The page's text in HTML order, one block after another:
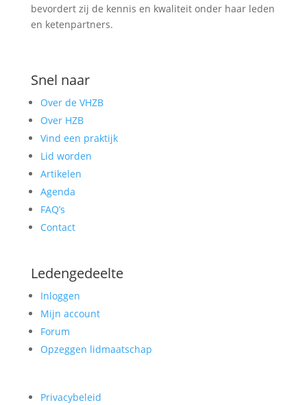
bevordert zij de kennis en kwaliteit onder haar leden
en ketenpartners.
Snel naar
Over de VHZB
Over HZB
Vind een praktijk
Lid worden
Artikelen
Agenda
FAQ’s
Contact
Ledengedeelte
Inloggen
Mijn account
Forum
Opzeggen lidmaatschap
Privacybeleid